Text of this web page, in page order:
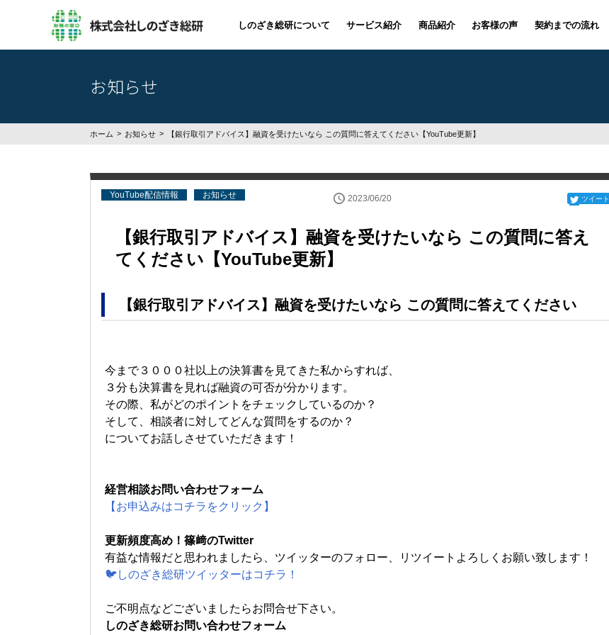
しのざき総研について サービス紹介 商品紹介 お客様の声 契約までの流れ
お知らせ
ホーム お知らせ 【銀行取引アドバイス】融資を受けたいなら この質問に答えてください【YouTube更新】
YouTube配信情報 お知らせ 2023/06/20 ツイート
【銀行取引アドバイス】融資を受けたいなら この質問に答え
てください【YouTube更新】
【銀行取引アドバイス】融資を受けたいなら この質問に答えてください
今まで３０００社以上の決算書を見てきた私からすれば、
３分も決算書を見れば融資の可否が分かります。
その際、私がどのポイントをチェックしているのか？
そして、相談者に対してどんな質問をするのか？
についてお話しさせていただきます！
経営相談お問い合わせフォーム
【お申込みはコチラをクリック】
更新頻度高め！篠﨑のTwitter
有益な情報だと思われましたら、ツイッターのフォロー、リツイートよろしくお願い致します！
🐦しのざき総研ツイッターはコチラ！
ご不明点などございましたらお問合せ下さい。
しのざき総研お問い合わせフォーム